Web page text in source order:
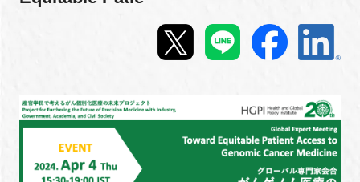
プログラム